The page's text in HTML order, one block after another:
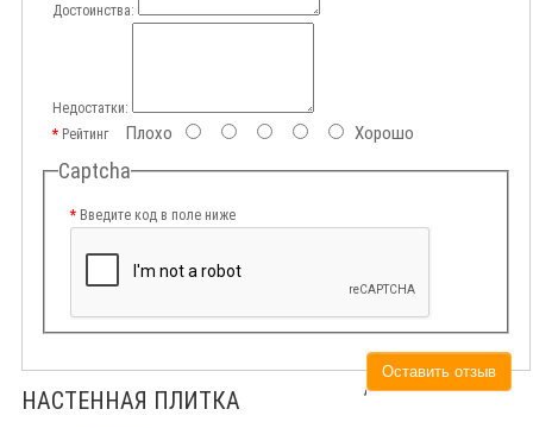
Достоинства:
Недостатки:
РейтингПлохо Хорошо
Captcha
Введите код в поле ниже
Оставить отзыв
НАСТЕННАЯ ПЛИТКА